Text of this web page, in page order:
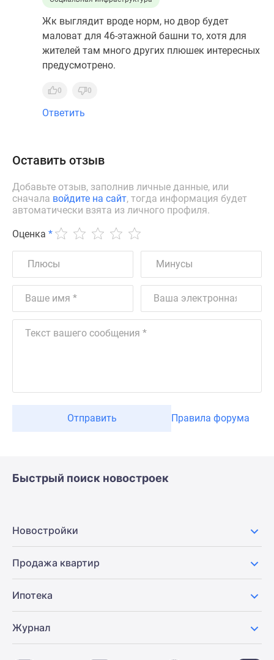
Жк выглядит вроде норм, но двор будет
маловат для 46-этажной башни то, хотя для
жителей там много других плюшек интересных
предусмотрено.
0 0
Ответить
Оставить отзыв
Добавьте отзыв, заполнив личные данные, или
сначала войдите на сайт, тогда информация будет
автоматически взята из личного профиля.
Оценка *
Отправить Правила форума
Быстрый поиск новостроек
Новостройки
Продажа квартир
Ипотека
Журнал